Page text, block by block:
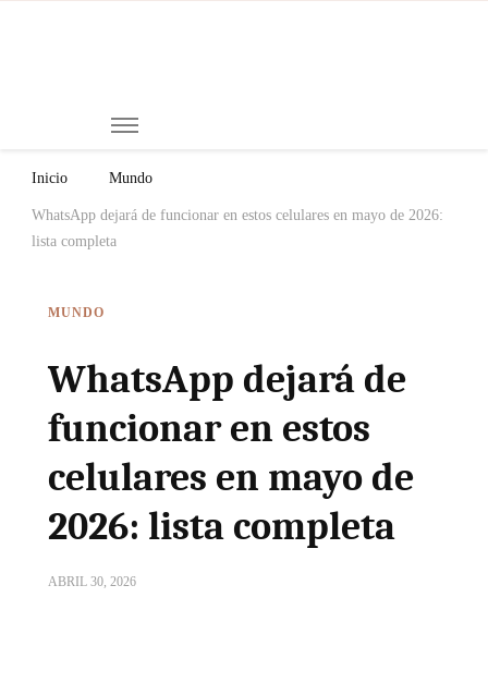
Inicio Mundo
WhatsApp dejará de funcionar en estos celulares en mayo de 2026:
lista completa
MUNDO
WhatsApp dejará de
funcionar en estos
celulares en mayo de
2026: lista completa
ABRIL 30, 2026